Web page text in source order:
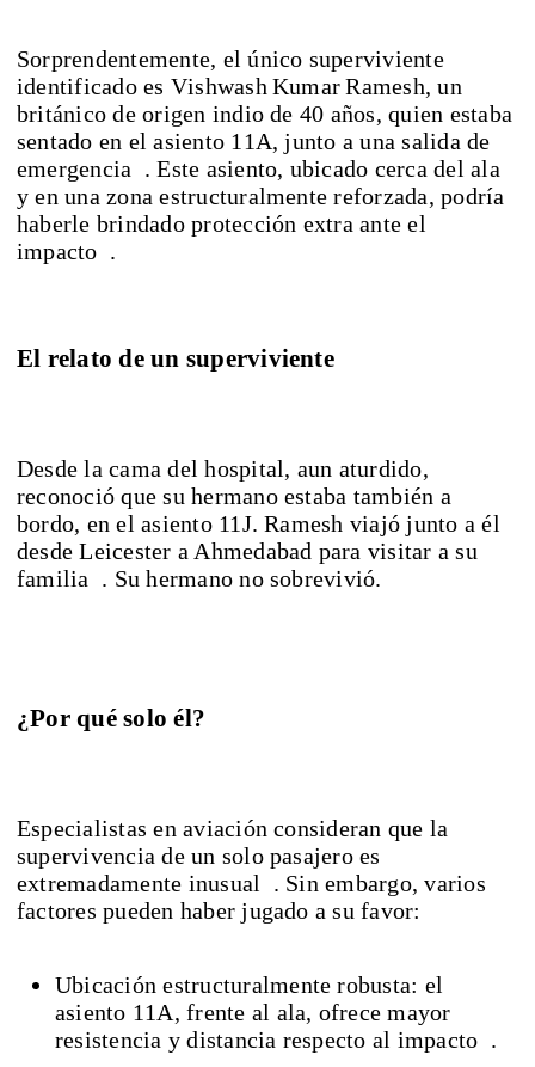
Sorprendentemente, el único superviviente
identificado es Vishwash Kumar Ramesh, un
británico de origen indio de 40 años, quien estaba
sentado en el asiento 11A, junto a una salida de
emergencia . Este asiento, ubicado cerca del ala
y en una zona estructuralmente reforzada, podría
haberle brindado protección extra ante el
impacto .
El relato de un superviviente
Desde la cama del hospital, aun aturdido,
reconoció que su hermano estaba también a
bordo, en el asiento 11J. Ramesh viajó junto a él
desde Leicester a Ahmedabad para visitar a su
familia . Su hermano no sobrevivió.
¿Por qué solo él?
Especialistas en aviación consideran que la
supervivencia de un solo pasajero es
extremadamente inusual . Sin embargo, varios
factores pueden haber jugado a su favor:
Ubicación estructuralmente robusta: el
asiento 11A, frente al ala, ofrece mayor
resistencia y distancia respecto al impacto .